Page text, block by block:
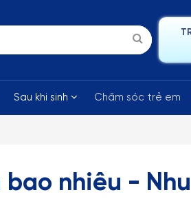
Sau khi sinh Chăm sóc trẻ em
nhiêu - Nhu